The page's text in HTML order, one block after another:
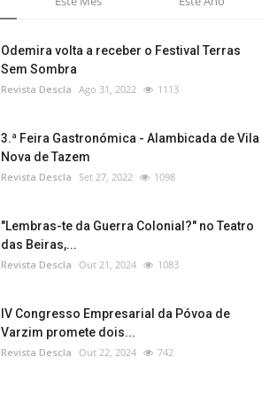
Odemira volta a receber o Festival Terras
Sem Sombra
Revista Descla Ago 31, 2022 1113
3.ª Feira Gastronómica - Alambicada de Vila
Nova de Tazem
Revista Descla Set 27, 2022 1098
"Lembras-te da Guerra Colonial?" no Teatro
das Beiras,...
Revista Descla Out 21, 2024 1083
IV Congresso Empresarial da Póvoa de
Varzim promete dois...
Revista Descla Out 22, 2024 742